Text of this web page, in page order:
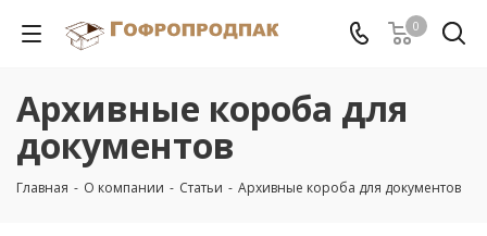
0
Архивные короба для
документов
Главная - О компании - Статьи - Архивные короба для документов